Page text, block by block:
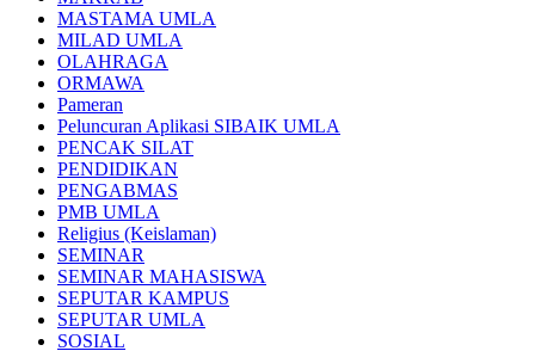
MASTAMA UMLA
MILAD UMLA
OLAHRAGA
ORMAWA
Pameran
Peluncuran Aplikasi SIBAIK UMLA
PENCAK SILAT
PENDIDIKAN
PENGABMAS
PMB UMLA
Religius (Keislaman)
SEMINAR
SEMINAR MAHASISWA
SEPUTAR KAMPUS
SEPUTAR UMLA
SOSIAL